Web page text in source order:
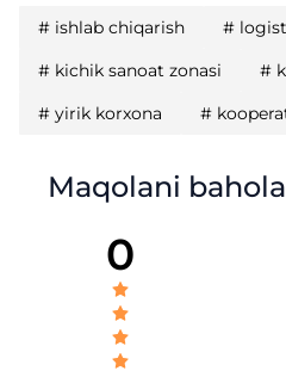
# ishlab chiqarish #
# kichik sanoat zonasi #
# yirik korxona #
Maqolani
0